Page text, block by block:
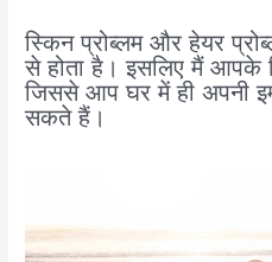
स्किन प्रोब्लम और हेयर
से होता है। इसलिए मैं आपके
जिससे आप घर में ही अपनी
सकते हैं।